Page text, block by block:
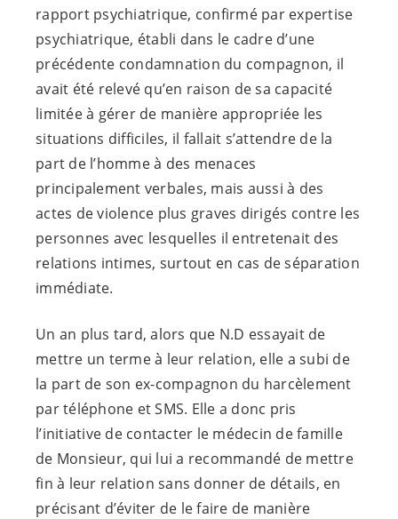
rapport psychiatrique, confirmé par expertise
psychiatrique, établi dans le cadre d’une
précédente condamnation du compagnon, il
avait été relevé qu’en raison de sa capacité
limitée à gérer de manière appropriée les
situations difficiles, il fallait s’attendre de la
part de l’homme à des menaces
principalement verbales, mais aussi à des
actes de violence plus graves dirigés contre les
personnes avec lesquelles il entretenait des
relations intimes, surtout en cas de séparation
immédiate.
Un an plus tard, alors que N.D essayait de
mettre un terme à leur relation, elle a subi de
la part de son ex-compagnon du harcèlement
par téléphone et SMS. Elle a donc pris
l’initiative de contacter le médecin de famille
de Monsieur, qui lui a recommandé de mettre
fin à leur relation sans donner de détails, en
précisant d’éviter de le faire de manière